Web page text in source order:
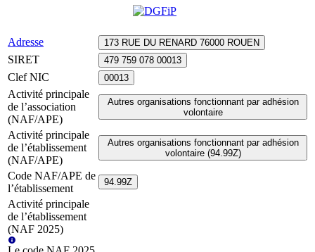
Adresse 173 RUE DU RENARD 76000 ROUEN
SIRET 479 759 078 00013
Clef NIC 00013
Activité principale
de l’association
(NAF/APE)
Autres organisations fonctionnant par adhésion
volontaire
Activité principale
de l’établissement
(NAF/APE)
Autres organisations fonctionnant par adhésion
volontaire (94.99Z)
Code NAF/APE de
l’établissement
94.99Z
Activité principale
de l’établissement
(NAF 2025)